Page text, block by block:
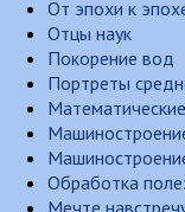
От эпохи к
Отцы наук
Покорение вод
Портреты
Обработка
Мечте